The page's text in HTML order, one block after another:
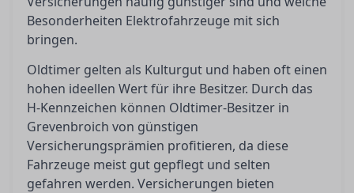
Besonderheiten Elektrofahrzeuge mit sich
bringen.
Oldtimer gelten als Kulturgut und haben oft einen
hohen ideellen Wert für ihre Besitzer. Durch das
H-Kennzeichen können Oldtimer-Besitzer in
Grevenbroich von günstigen
Versicherungsprämien profitieren, da diese
Fahrzeuge meist gut gepflegt und selten
gefahren werden. Versicherungen bieten